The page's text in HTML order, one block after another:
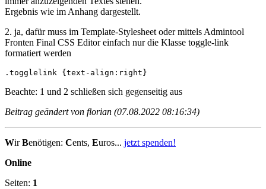
Ergebnis wie im Anhang dargestellt.
2. ja, dafür muss im Template-Stylesheet oder mittels Admintool
Fronten Final CSS Editor einfach nur die Klasse toggle-link
formatiert werden
.togglelink {text-align:right}
Beachte: 1 und 2 schließen sich gegenseitig aus
Beitrag geändert von florian (07.08.2022 08:16:34)
WirBenötigen: Cents, Euros... jetzt spenden!
Online
Seiten: 1